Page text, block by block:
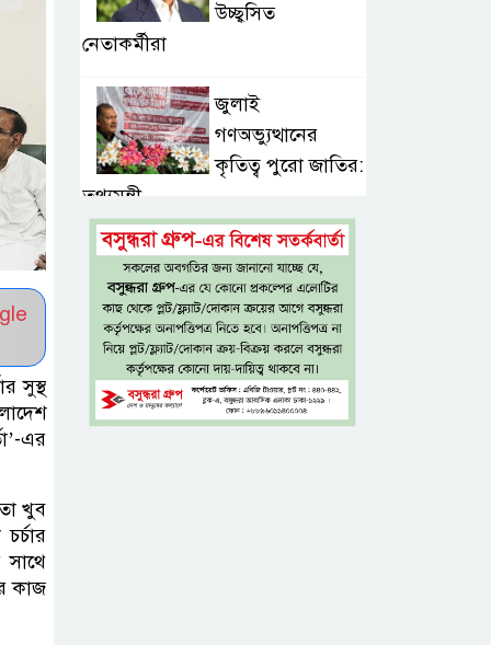
সুস্থ
এর
খুব
সাথে
কাজ
উচ্ছ্বসিত
নেতাকর্মীরা
জুলাই
গণঅভ্যুত্থানের
কৃতিত্ব পুরো জাতির:
তথ্যমন্ত্রী
গুরুত্বপূর্ণ ব্যক্তিদের
নিয়ে ‘অপপ্রচারের’
নিন্দা পুলিশের,
গুজবে কান না দেওয়ার আহ্বান
শেখ হাসিনার দিল্লির